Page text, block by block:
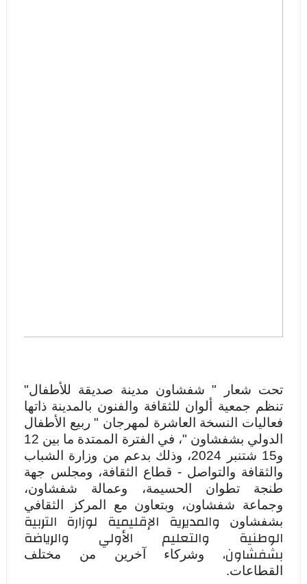
تحت شعار " شفشاون مدينة صديقة للأطفال"
تنظم جمعية ألوان للثقافة والفنون بالمدينة ذاتها
فعاليات النسخة العاشرة لمهرجان " ربيع الأطفال
الدولي بشفشاون "، في الفترة الممتدة ما بين 12
و15 شتنبر 2024، وذلك بدعم من وزارة الشباب
والثقافة والتواصل - قطاع الثقافة، ومجلس جهة
طنجة تطوان الحسيمة، وعمالة شفشاون،
وجماعة شفشاون، وبتعاون مع المركز الثقافي
بشفشاون
والمديرية الإقليمية لوزارة التربية
الوطنية والتعليم الأولي والرياضة
بشفشاون، وشركاء آخرين من مختلف
القطاعات.